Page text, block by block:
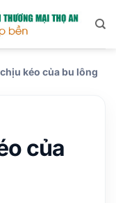
kéo của bu lông
của